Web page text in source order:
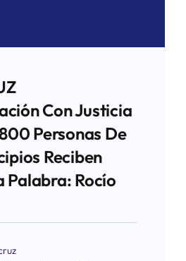
Con Justicia
Personas De
Reciben
Palabra: Rocío